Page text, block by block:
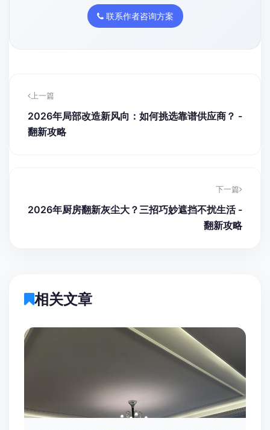
联系作者咨询方案
上一篇
2026年局部改造新风向：如何挑选靠谱供应商？ -
翻新攻略
下一篇
2026年厨房翻新灰尘大？三招巧妙遮挡不扰生活 -
翻新攻略
相关文章